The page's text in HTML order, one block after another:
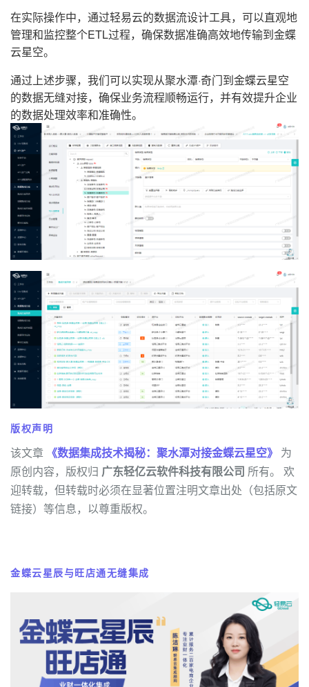
在实际操作中，通过轻易云的数据流设计工具，可以直观地
管理和监控整个ETL过程，确保数据准确高效地传输到金蝶
云星空。
通过上述步骤，我们可以实现从聚水潭·奇门到金蝶云星空
的数据无缝对接，确保业务流程顺畅运行，并有效提升企业
的数据处理效率和准确性。
版权声明
该文章 《数据集成技术揭秘：聚水潭对接金蝶云星空》 为
原创内容，版权归 广东轻亿云软件科技有限公司 所有。 欢
迎转载，但转载时必须在显著位置注明文章出处（包括原文
链接）等信息，以尊重版权。
金蝶云星辰与旺店通无缝集成